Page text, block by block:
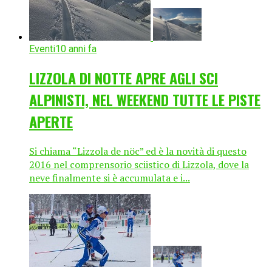
Eventi10 anni fa
LIZZOLA DI NOTTE APRE AGLI SCI
ALPINISTI, NEL WEEKEND TUTTE LE PISTE
APERTE
Si chiama “Lizzola de nöc” ed è la novità di questo
2016 nel comprensorio sciistico di Lizzola, dove la
neve finalmente si è accumulata e i...